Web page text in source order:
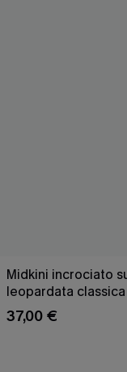
Midkini incrociato
leopardata
37,00 €